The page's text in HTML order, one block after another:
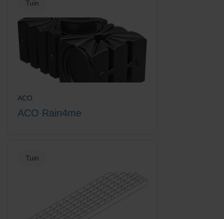
Euroline losse emmer voor
vuilvanger
Euroline vuilvanger + emmer
Tuin
ACO
ACO Rain4me
Tuin